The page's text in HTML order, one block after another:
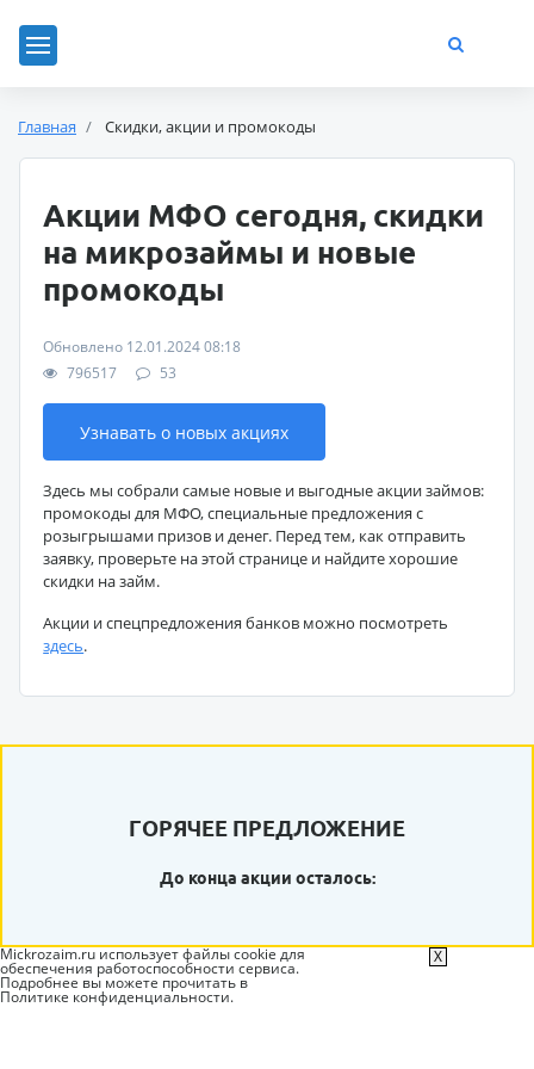
Главная Скидки, акции и промокоды
Акции МФО сегодня, скидки
на микрозаймы и новые
промокоды
Обновлено 12.01.2024 08:18
796517
53
Узнавать о новых акциях
Здесь мы собрали самые новые и выгодные акции займов:
промокоды для МФО, специальные предложения с
розыгрышами призов и денег. Перед тем, как отправить
заявку, проверьте на этой странице и найдите хорошие
скидки на займ.
Акции и спецпредложения банков можно посмотреть
здесь.
ГОРЯЧЕЕ ПРЕДЛОЖЕНИЕ
До конца акции осталось:
Mickrozaim.ru использует файлы cookie для
обеспечения работоспособности сервиса.
Подробнее вы можете прочитать в
Политике конфиденциальности.
X